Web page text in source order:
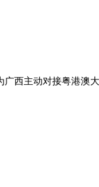
西主动对接粤港澳